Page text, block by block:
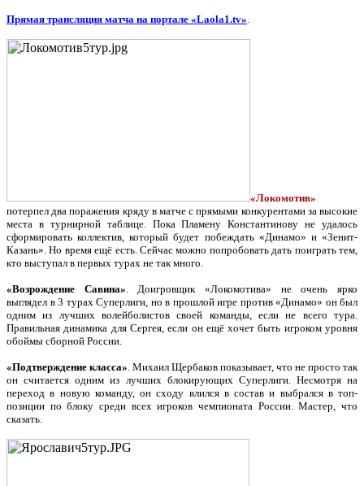
Прямая трансляция матча на портале «Laola1.tv».
«Локомотив»
потерпел два поражения кряду в матче с прямыми конкурентами за высокие
места в турнирной таблице. Пока Пламену Константинову не удалось
сформировать коллектив, который будет побеждать «Динамо» и «Зенит-
Казань». Но время ещё есть. Сейчас можно попробовать дать поиграть тем,
кто выступал в первых турах не так много.
«Возрождение Савина». Доигровщик «Локомотива» не очень ярко
выглядел в 3 турах Суперлиги, но в прошлой игре против «Динамо» он был
одним из лучших волейболистов своей команды, если не всего тура.
Правильная динамика для Сергея, если он ещё хочет быть игроком уровня
обоймы сборной России.
«Подтверждение класса». Михаил Щербаков показывает, что не просто так
он считается одним из лучших блокирующих Суперлиги. Несмотря на
переход в новую команду, он сходу влился в состав и выбрался в топ-
позиции по блоку среди всех игроков чемпионата России. Мастер, что
сказать.